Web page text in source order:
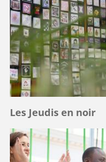
Les Jeudis en noir